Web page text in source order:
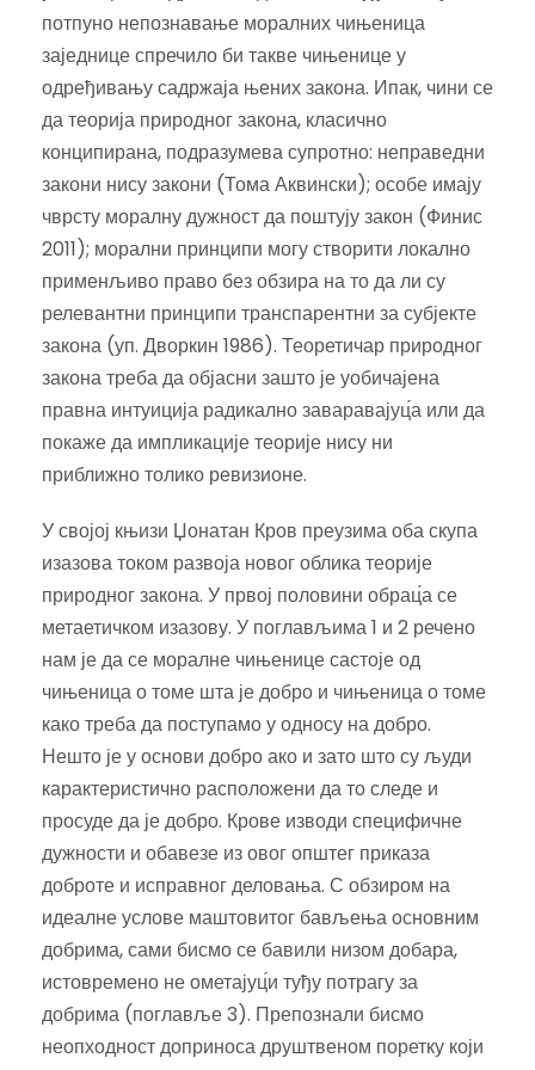
потпуно непознавање моралних чињеница
заједнице спречило би такве чињенице у
одређивању садржаја њених закона. Ипак, чини се
да теорија природног закона, класично
конципирана, подразумева супротно: неправедни
закони нису закони (Тома Аквински); особе имају
чврсту моралну дужност да поштују закон (Финис
2011); морални принципи могу створити локално
применљиво право без обзира на то да ли су
релевантни принципи транспарентни за субјекте
закона (уп. Дворкин 1986). Теоретичар природног
закона треба да објасни зашто је уобичајена
правна интуиција радикално заваравајуц́а или да
покаже да импликације теорије нису ни
приближно толико ревизионе.
У својој књизи Џонатан Кров преузима оба скупа
изазова током развоја новог облика теорије
природног закона. У првој половини обрац́а се
метаетичком изазову. У поглављима 1 и 2 речено
нам је да се моралне чињенице састоје од
чињеница о томе шта је добро и чињеница о томе
како треба да поступамо у односу на добро.
Нешто је у основи добро ако и зато што су људи
карактеристично расположени да то следе и
просуде да је добро. Крове изводи специфичне
дужности и обавезе из овог општег приказа
доброте и исправног деловања. С обзиром на
идеалне услове маштовитог бављења основним
добрима, сами бисмо се бавили низом добара,
истовремено не ометајуц́и туђу потрагу за
добрима (поглавље 3). Препознали бисмо
неопходност доприноса друштвеном поретку који